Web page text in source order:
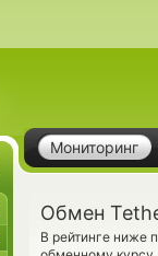
Мониторинг
Обмен
В рейтинге ниже